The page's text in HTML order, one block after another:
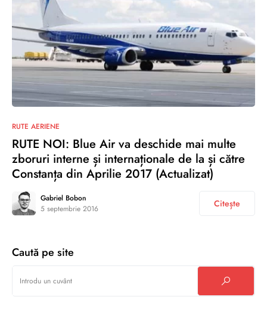
RUTE AERIENE
RUTE NOI: Blue Air va deschide mai multe
zboruri interne și internaționale de la și către
Constanța din Aprilie 2017 (Actualizat)
Gabriel Bobon
5 septembrie 2016
Citește
Caută pe site